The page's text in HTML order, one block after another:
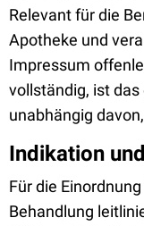
Relevant für die
Apotheke und
Impressum
vollständig, ist
unabhängig
Indikation
Für die
Behandlung